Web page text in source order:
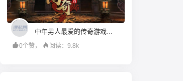
中年男人最爱的传奇游戏，还是太赚钱了
0个赞，
阅读：9.8k